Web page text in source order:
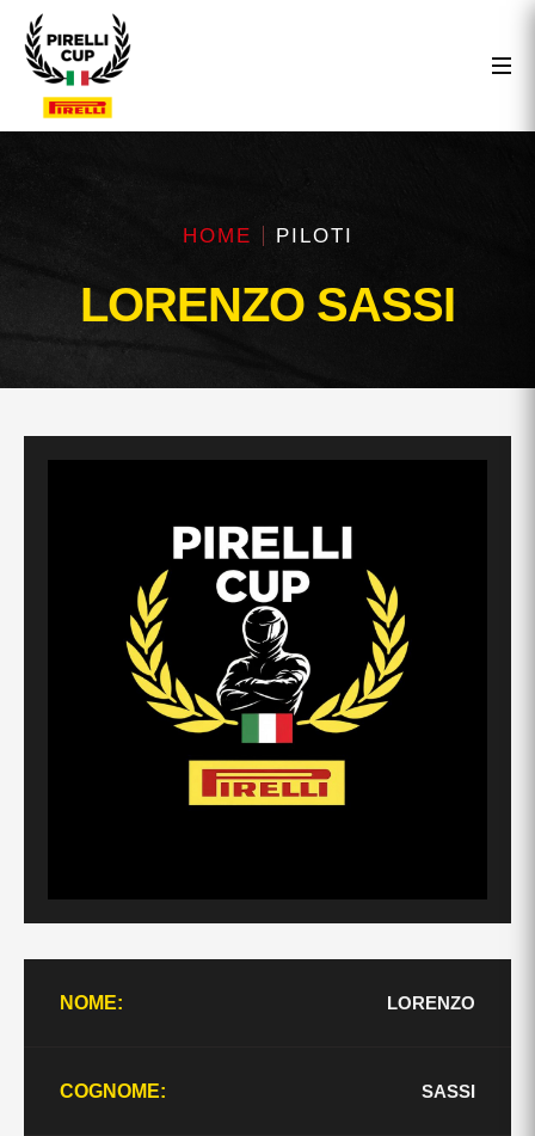
HOME PILOTI
LORENZO SASSI
NOME: LORENZO
COGNOME: SASSI